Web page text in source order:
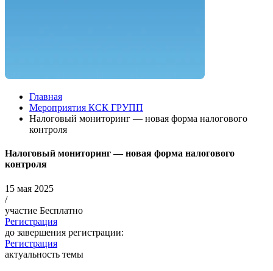
Главная
Мероприятия КСК ГРУПП
Налоговый мониторинг — новая форма налогового
контроля
Налоговый мониторинг — новая форма налогового
контроля
15 мая 2025
/
участие Бесплатно
Регистрация
до завершения регистрации:
Регистрация
актуальность темы